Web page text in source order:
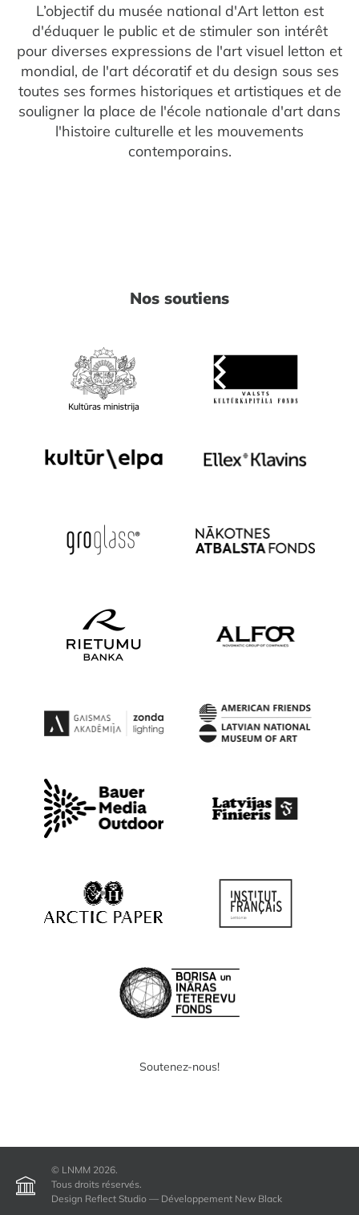
L’objectif du musée national d'Art letton est
d'éduquer le public et de stimuler son intérêt
pour diverses expressions de l'art visuel letton et
mondial, de l'art décoratif et du design sous ses
toutes ses formes historiques et artistiques et de
souligner la place de l'école nationale d'art dans
l'histoire culturelle et les mouvements
contemporains.
Nos soutiens
Soutenez-nous!
© LNMM 2026.
Tous droits réservés.
Design Reflect Studio — Développement New Black